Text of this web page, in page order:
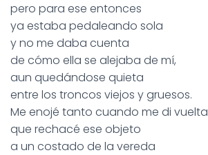
pero para ese entonces
ya estaba pedaleando sola
y no me daba cuenta
de cómo ella se alejaba de mí,
aun quedándose quieta
entre los troncos viejos y gruesos.
Me enojé tanto cuando me di vuelta
que rechacé ese objeto
a un costado de la vereda